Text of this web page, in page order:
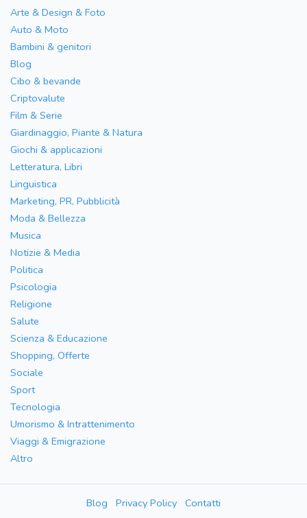
Arte & Design & Foto
Auto & Moto
Bambini & genitori
Blog
Cibo & bevande
Criptovalute
Film & Serie
Giardinaggio, Piante & Natura
Giochi & applicazioni
Letteratura, Libri
Linguistica
Marketing, PR, Pubblicità
Moda & Bellezza
Musica
Notizie & Media
Politica
Psicologia
Religione
Salute
Scienza & Educazione
Shopping, Offerte
Sociale
Sport
Tecnologia
Umorismo & Intrattenimento
Viaggi & Emigrazione
Altro
Blog Privacy Policy Contatti